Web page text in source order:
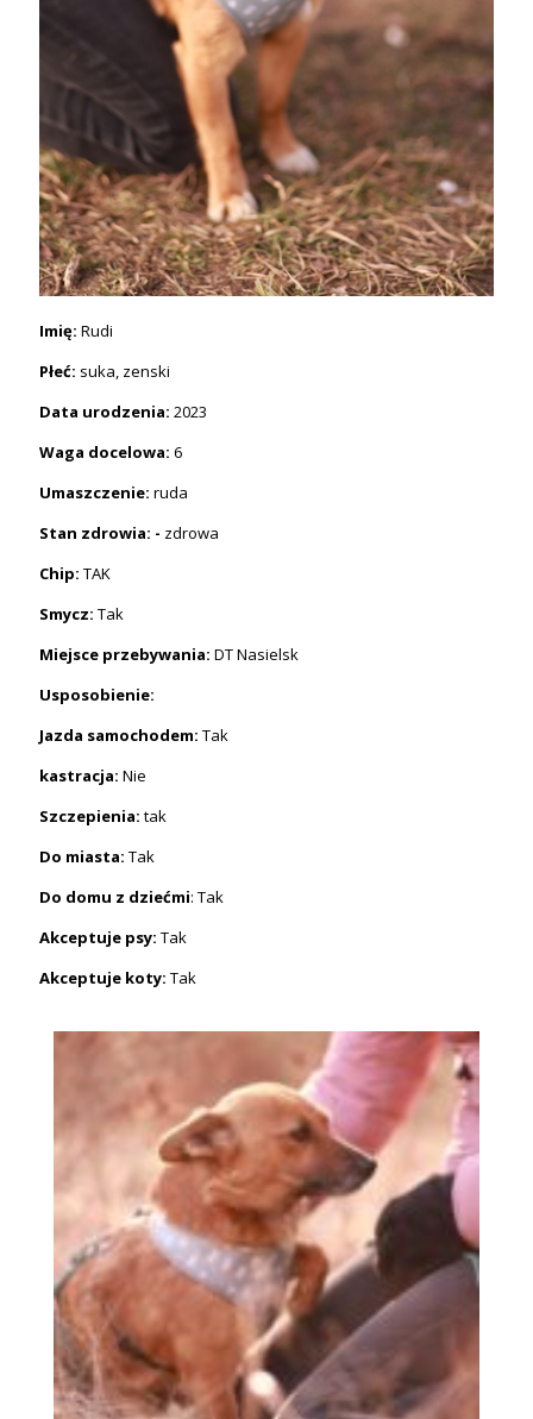
Imię: Rudi
Płeć: suka, zenski
Data urodzenia: 2023
Waga docelowa: 6
Umaszczenie: ruda
Stan zdrowia: - zdrowa
Chip: TAK
Smycz: Tak
Miejsce przebywania: DT Nasielsk
Usposobienie:
Jazda samochodem: Tak
kastracja: Nie
Szczepienia: tak
Do miasta: Tak
Do domu z dziećmi: Tak
Akceptuje psy: Tak
Akceptuje koty: Tak